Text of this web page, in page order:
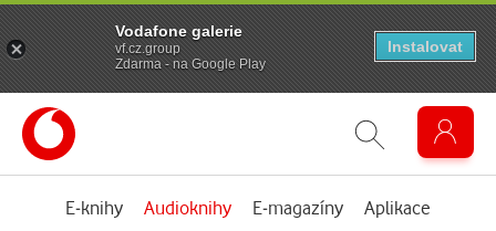
E-knihy Audioknihy E-magazíny Aplikace
Vodafone galerie
vf.cz.group
Zdarma - na Google Play
Instalovat